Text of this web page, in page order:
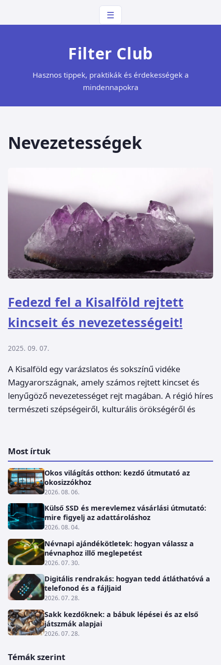
☰
Filter Club
Hasznos tippek, praktikák és érdekességek a
mindennapokra
Nevezetességek
Fedezd fel a Kisalföld rejtett
kincseit és nevezetességeit!
2025. 09. 07.
A Kisalföld egy varázslatos és sokszínű vidéke
Magyarországnak, amely számos rejtett kincset és
lenyűgöző nevezetességet rejt magában. A régió híres
természeti szépségeiről, kulturális örökségéről és
Most írtuk
Okos világítás otthon: kezdő útmutató az
okosizzókhoz
2026. 08. 06.
Külső SSD és merevlemez vásárlási útmutató:
mire figyelj az adattároláshoz
2026. 08. 04.
Névnapi ajándékötletek: hogyan válassz a
névnaphoz illő meglepetést
2026. 07. 30.
Digitális rendrakás: hogyan tedd átláthatóvá a
telefonod és a fájljaid
2026. 07. 28.
Sakk kezdőknek: a bábuk lépései és az első
játszmák alapjai
2026. 07. 28.
Témák szerint